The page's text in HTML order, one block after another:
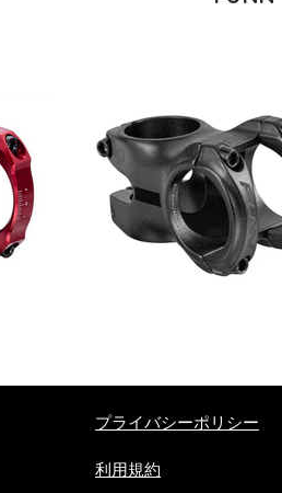
プライバシーポリシー
利用規約